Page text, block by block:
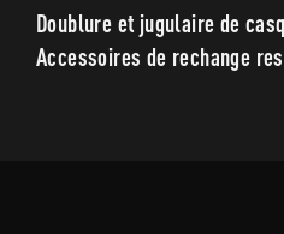
Doublure et jugulaire de
Accessoires de rechange